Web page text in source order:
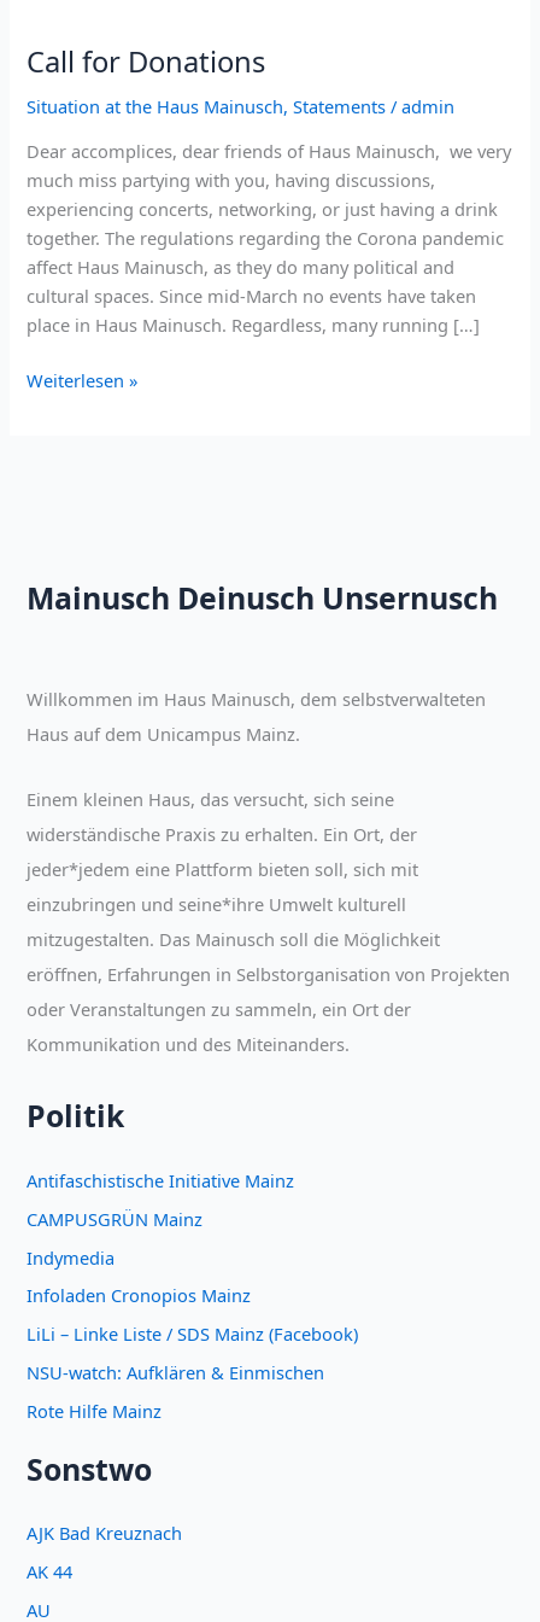
Call for Donations
Situation at the Haus Mainusch,Statements /admin
Dear accomplices, dear friends of Haus Mainusch, we very
much miss partying with you, having discussions,
experiencing concerts, networking, or just having a drink
together. The regulations regarding the Corona pandemic
affect Haus Mainusch, as they do many political and
cultural spaces. Since mid-March no events have taken
place in Haus Mainusch. Regardless, many running […]
Call
Weiterlesen »
Mainusch Deinusch Unsernusch
Willkommen im Haus Mainusch, dem selbstverwalteten
Haus auf dem Unicampus Mainz.
Einem kleinen Haus, das versucht, sich seine
widerständische Praxis zu erhalten. Ein Ort, der
jeder*jedem eine Plattform bieten soll, sich mit
einzubringen und seine*ihre Umwelt kulturell
mitzugestalten. Das Mainusch soll die Möglichkeit
eröffnen, Erfahrungen in Selbstorganisation von Projekten
oder Veranstaltungen zu sammeln, ein Ort der
Kommunikation und des Miteinanders.
Politik
Antifaschistische Initiative Mainz
CAMPUSGRÜN Mainz
Indymedia
Infoladen Cronopios Mainz
LiLi – Linke Liste / SDS Mainz (Facebook)
NSU-watch: Aufklären & Einmischen
Rote Hilfe Mainz
Sonstwo
AJK Bad Kreuznach
AK 44
AU